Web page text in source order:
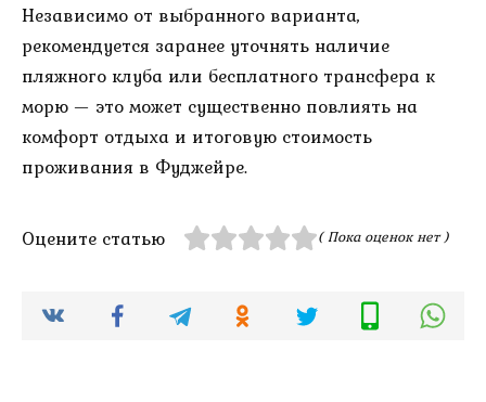
Независимо от выбранного варианта,
рекомендуется заранее уточнять наличие
пляжного клуба или бесплатного трансфера к
морю — это может существенно повлиять на
комфорт отдыха и итоговую стоимость
проживания в Фуджейре.
Оцените статью ( Пока оценок нет )